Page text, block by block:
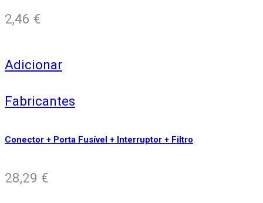
2,46 €
Adicionar
Fabricantes
Conector + Porta Fusível + Interruptor + Filtro
28,29 €